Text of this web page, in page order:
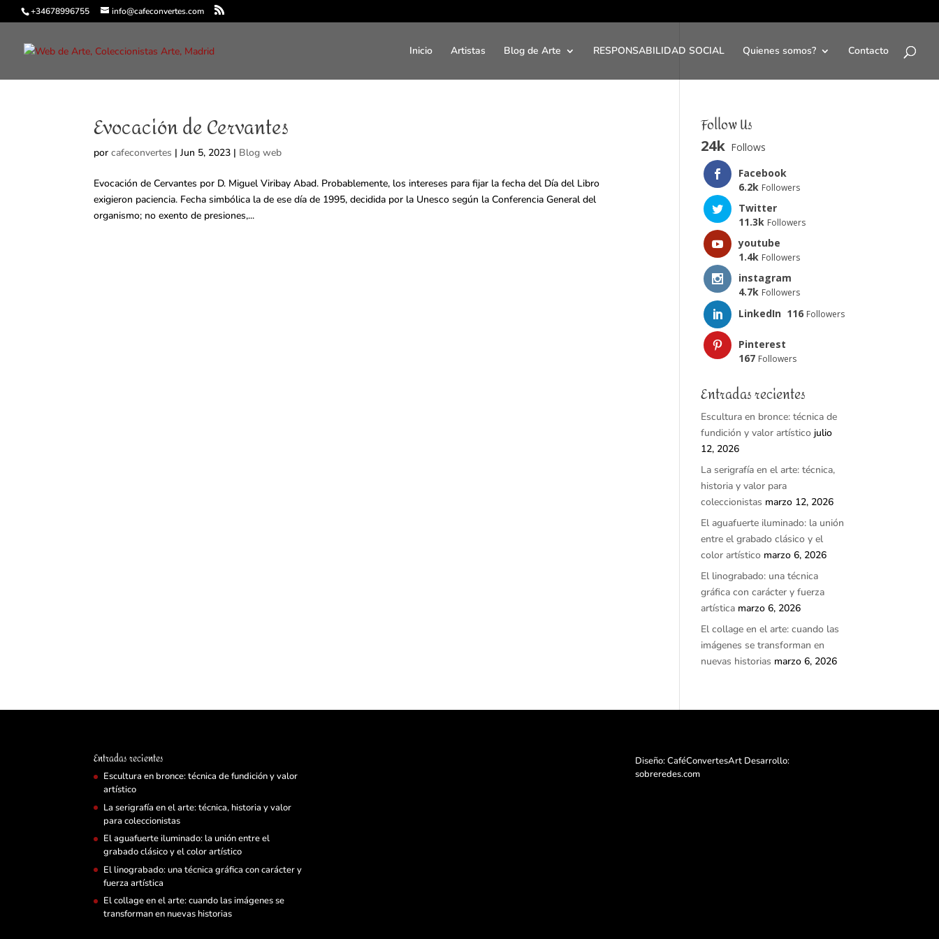
+34678996755 info@cafeconvertes.com
Inicio Artistas Blog de Arte RESPONSABILIDAD SOCIAL Quienes somos? Contacto
Evocación de Cervantes
porcafeconvertes |Jun 5, 2023 | Blog web
Evocación de Cervantes por D. Miguel Viribay Abad. Probablemente, los intereses para fijar la fecha del Día del Libro
exigieron paciencia. Fecha simbólica la de ese día de 1995, decidida por la Unesco según la Conferencia General del
organismo; no exento de presiones,...
Follow Us
24k Follows
Facebook
6.2k Followers
Twitter
11.3k Followers
youtube
1.4k Followers
instagram
4.7k Followers
LinkedIn 116 Followers
Pinterest
167 Followers
Entradas recientes
Escultura en bronce: técnica de
fundición y valor artístico julio
12, 2026
La serigrafía en el arte: técnica,
historia y valor para
coleccionistas marzo 12, 2026
El aguafuerte iluminado: la unión
entre el grabado clásico y el
color artístico marzo 6, 2026
El linograbado: una técnica
gráfica con carácter y fuerza
artística marzo 6, 2026
El collage en el arte: cuando las
imágenes se transforman en
nuevas historias marzo 6, 2026
Entradas recientes
Escultura en bronce: técnica de fundición y valor
artístico
La serigrafía en el arte: técnica, historia y valor
para coleccionistas
El aguafuerte iluminado: la unión entre el
grabado clásico y el color artístico
El linograbado: una técnica gráfica con carácter y
fuerza artística
El collage en el arte: cuando las imágenes se
transforman en nuevas historias
Diseño: CaféConvertesArt Desarrollo:
sobreredes.com